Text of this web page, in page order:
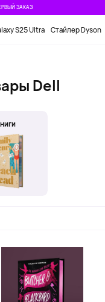
ЗАКАЗ
S25 Ultra Стайлер Dyson
Dell